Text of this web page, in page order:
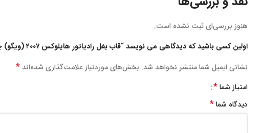
هنوز بررسی‌ای ثبت نشده است.
اولین کسی باشید که دیدگاهی می نویسد “قاب بغل رادياتور هايلوكس ٢٠٠٧ (ويگو) چپ”
نشانی ایمیل شما منتشر نخواهد شد. بخش‌های موردنیاز علامت‌گذاری شده‌اند *
امتیاز شما*
دیدگاه شما*